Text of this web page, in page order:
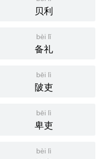
贝利
bèi lǐ
备礼
bēi lì
陂吏
bēi lì
卑吏
bèi lì